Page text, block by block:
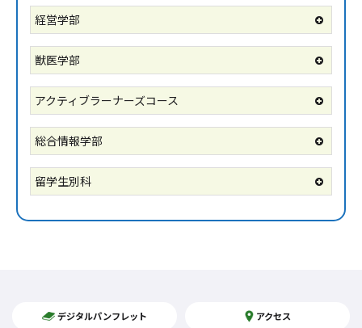
経営学部
獣医学部
アクティブラーナーズコース
総合情報学部
留学生別科
デジタルパンフレット アクセス